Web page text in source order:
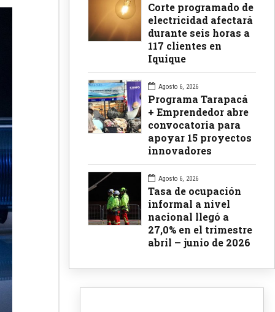
Corte programado de
electricidad afectará
durante seis horas a
117 clientes en
Iquique
Agosto 6, 2026
Programa Tarapacá
+ Emprendedor abre
convocatoria para
apoyar 15 proyectos
innovadores
Agosto 6, 2026
Tasa de ocupación
informal a nivel
nacional llegó a
27,0% en el trimestre
abril – junio de 2026